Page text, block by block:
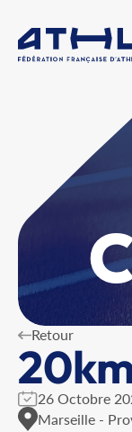
Retour
26 Octobre
Marseille -